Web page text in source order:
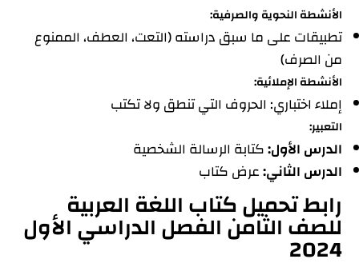
الأنشطة النحوية والصرفية:
تطبيقات على ما سبق دراسته (التعت، العطف، الممنوع
من الصرف)
الأنشطة الإملائية:
إملاء اختباري: الحروف التي تنطق ولا تكتب
التعبير:
الدرس الأول:كتابة الرسالة الشخصية
الدرس الثاني:عرض كتاب
رابط تحميل كتاب اللغة العربية
للصف الثامن الفصل الدراسي الأول
2024